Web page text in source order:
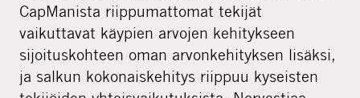
CapManista riippumattomat tekijät
vaikuttavat käypien arvojen kehitykseen
sijoituskohteen oman arvonkehityksen lisäksi,
ja salkun kokonaiskehitys riippuu kyseisten